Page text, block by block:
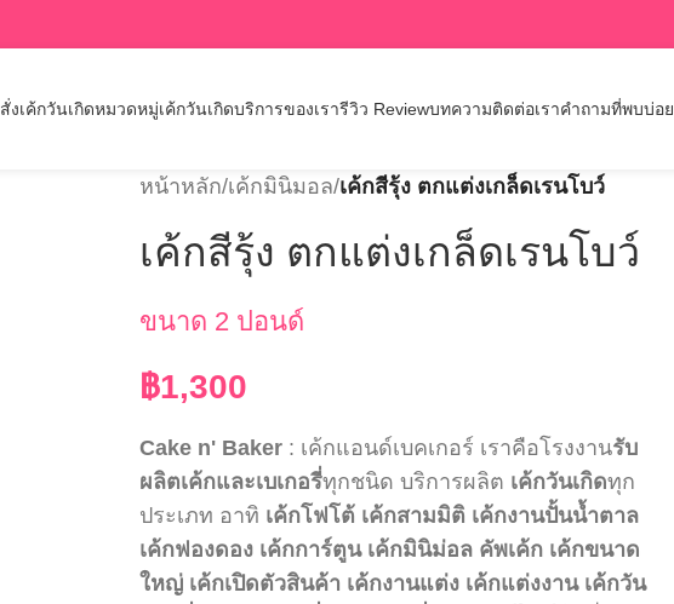
สั่งเค้กวันเกิดหมวดหมู่เค้กวันเกิดบริการของเรารีวิว Reviewบทความติดต่อเราคำถามที่พบบ่อย
หน้าหลัก/เค้กมินิมอล/เค้กสีรุ้ง ตกแต่งเกล็ดเรนโบว์
เค้กสีรุ้ง ตกแต่งเกล็ดเรนโบว์
ขนาด 2 ปอนด์
฿1,300
Cake n' Baker : เค้กแอนด์เบคเกอร์ เราคือโรงงานรับ
ผลิตเค้กและเบเกอรี่ทุกชนิด บริการผลิต เค้กวันเกิดทุก
ประเภท อาทิ เค้กโฟโต้ เค้กสามมิติ เค้กงานปั้นน้ำตาล
เค้กฟองดอง เค้กการ์ตูน เค้กมินิม่อล คัพเค้ก เค้กขนาด
ใหญ่ เค้กเปิดตัวสินค้า เค้กงานแต่ง เค้กแต่งงาน เค้กวัน